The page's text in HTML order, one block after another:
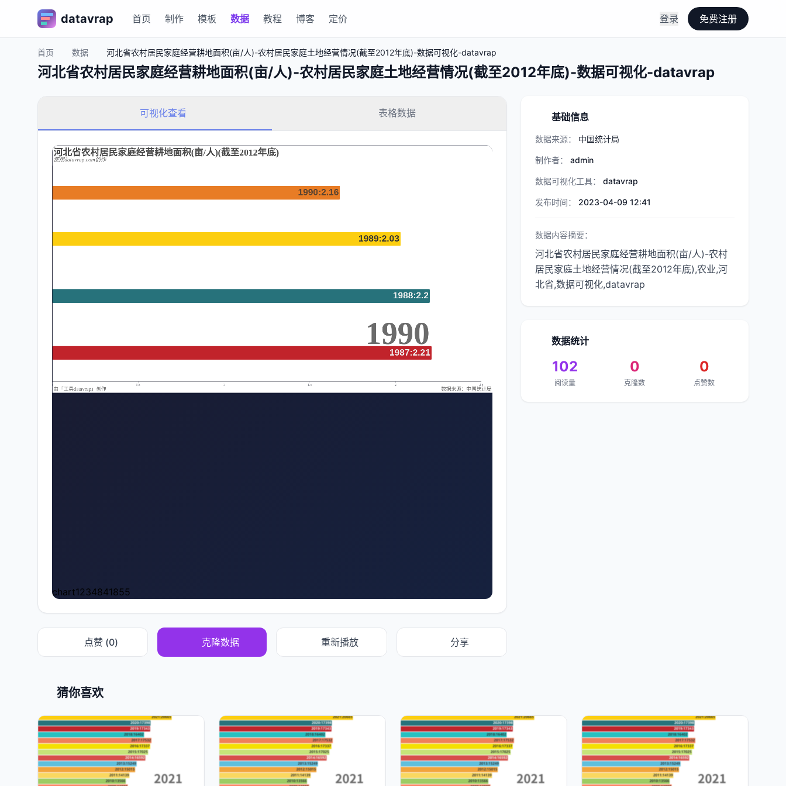
datavrap 首页 制作 模板 数据 教程 博客 定价 登录 免费注册
首页 数据 河北省农村居民家庭经营耕地面积(亩/人)-农村居民家庭土地经营情况(截至2012年底)-数据可视化-datavrap
河北省农村居民家庭经营耕地面积(亩/人)-农村居民家庭土地经营情况(截至2012年底)-数据可视化-datavrap
可视化查看 表格数据
chart1234841855
点赞 (0) 克隆数据 重新播放 分享
基础信息
数据来源： 中国统计局
制作者： admin
数据可视化工具： datavrap
发布时间： 2023-04-09 12:41
数据内容摘要：
河北省农村居民家庭经营耕地面积(亩/人)-农村
居民家庭土地经营情况(截至2012年底),农业,河
北省,数据可视化,datavrap
数据统计
102
阅读量
0
克隆数
0
点赞数
猜你喜欢